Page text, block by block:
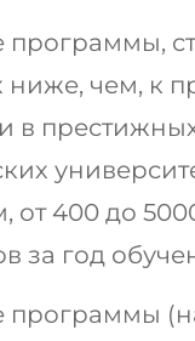
программы,
ниже, чем, к
в
от 400 до
за год
программы